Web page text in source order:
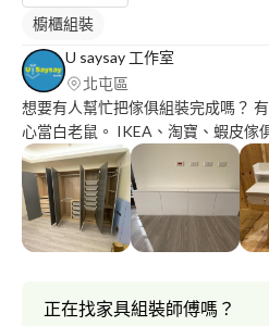
櫥櫃組裝
U saysay 工作室
北屯區
想要有人幫忙把傢俱組裝完成嗎？ 有10年以上組裝經驗，不用擔
心當白老鼠。 IKEA、淘寶、蝦皮傢俱組裝費用： 依商品照片估
價。 (最低組裝費用500元起) IKEA二手傢俱拆裝服務也有！ 上牆
鑽洞費用50/每洞。 無提供紙箱回收。 台中市區無需車馬費，其餘
地區可談。
正在找家具組裝師傅嗎？